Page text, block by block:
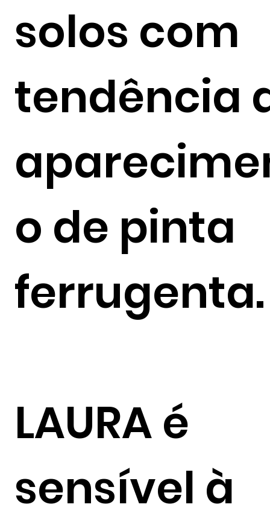
solos com
tendência
o de pinta
ferrugenta.
LAURA é
sensível à